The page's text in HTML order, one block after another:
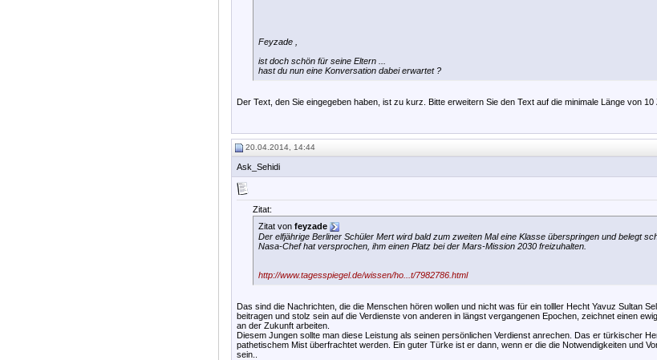
Feyzade ,
ist doch schön für seine Eltern ...
hast du nun eine Konversation dabei erwartet ?
Der Text, den Sie eingegeben haben, ist zu kurz. Bitte erweitern Sie den Text auf die minimale Länge von 10
20.04.2014, 14:44
Ask_Sehidi
Zitat:
Zitat von feyzade
Der elfjährige Berliner Schüler Mert wird bald zum zweiten Mal eine Klasse überspringen und belegt
Nasa-Chef hat versprochen, ihm einen Platz bei der Mars-Mission 2030 freizuhalten.
http://www.tagesspiegel.de/wissen/ho...t/7982786.html
Das sind die Nachrichten, die die Menschen hören wollen und nicht was für ein tolller Hecht Yavuz Sultan
beitragen und stolz sein auf die Verdienste von anderen in längst vergangenen Epochen, zeichnet einen
an der Zukunft arbeiten.
Diesem Jungen sollte man diese Leistung als seinen persönlichen Verdienst anrechen. Das er türkischer
pathetischem Mist überfrachtet werden. Ein guter Türke ist er dann, wenn er die die Notwendigkeiten und
sein..